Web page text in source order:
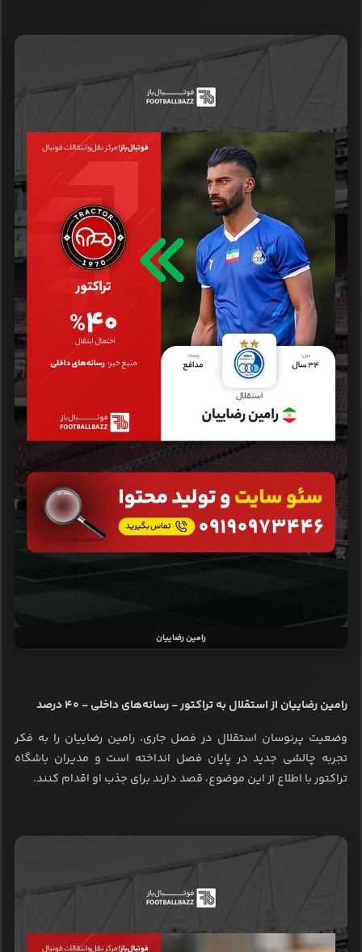
رامین رضاییان
رامین رضاییان از استقلال به تراکتور - رسانه‌های داخلی - ۴۰ درصد
وضعیت پرنوسان استقلال در فصل جاری، رامین رضاییان را به فکر
تجربه چالشی جدید در پایان فصل انداخته است و مدیران باشگاه
تراکتور با اطلاع از این موضوع، قصد دارند برای جذب او اقدام کنند.